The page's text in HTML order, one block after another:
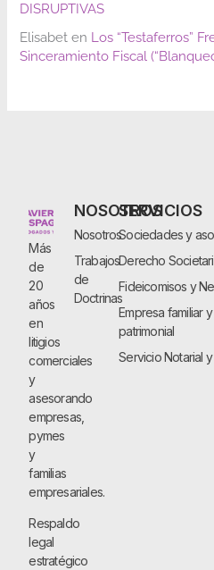
DISRUPTIVAS
Elisabet en Los “Testaferros”
Sinceramiento Fiscal
Más
de
20
años
en
litigios
comerciales
y
asesorando
empresas,
pymes
y
familias
empresariales.
Respaldo
legal
estratégico
NOSOTROS
Nosotros
Trabajos
de
Doctrinas
SERVICIOS
Sociedades y
Derecho
Fideicomisos y
Empresa familiar
patrimonial
Servicio Notarial